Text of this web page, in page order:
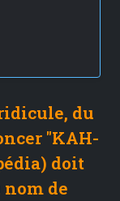
du
"KAH-
doit
nom de